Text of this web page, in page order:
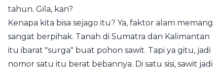
tahun. Gila, kan?
Kenapa kita bisa sejago itu? Ya, faktor alam memang
sangat berpihak. Tanah di Sumatra dan Kalimantan
itu ibarat "surga" buat pohon sawit. Tapi ya gitu, jadi
nomor satu itu berat bebannya. Di satu sisi, sawit jadi